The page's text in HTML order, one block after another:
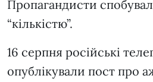
Пропагандисти
“кількістю”.
16 серпня російські
опублікували пост про